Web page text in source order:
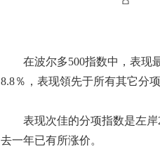
在波尔多500指数中，表现
8.8％，表现領先于所有其它分
表现次佳的分项指数是左
去一年已有所涨价。